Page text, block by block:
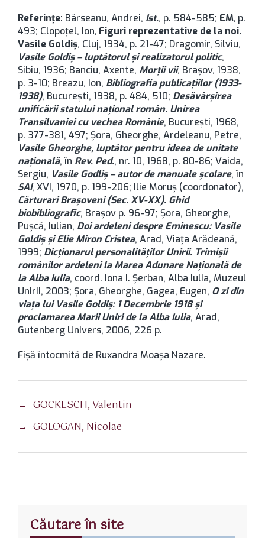
Referințe: Bârseanu, Andrei, Ist., p. 584-585; EM, p.
493; Clopoțel, Ion, Figuri reprezentative de la noi.
Vasile Goldiș, Cluj, 1934, p. 21-47; Dragomir, Silviu,
Vasile Goldiș – luptătorul și realizatorul politic,
Sibiu, 1936; Banciu, Axente, Morții vii, Brașov, 1938,
p. 3-10; Breazu, Ion, Bibliografia publicațiilor (1933-
1938), București, 1938, p. 484, 510; Desăvârșirea
unificării statului național român. Unirea
Transilvaniei cu vechea Românie, București, 1968,
p. 377-381, 497; Șora, Gheorghe, Ardeleanu, Petre,
Vasile Gheorghe, luptător pentru ideea de unitate
națională, în Rev. Ped., nr. 10, 1968, p. 80-86; Vaida,
Sergiu, Vasile Godliș – autor de manuale școlare, în
SAI, XVI, 1970, p. 199-206; Ilie Moruș (coordonator),
Cărturari Brașoveni (Sec. XV-XX). Ghid
biobibliografic, Brașov p. 96-97; Șora, Gheorghe,
Pușcă, Iulian, Doi ardeleni despre Eminescu: Vasile
Goldiș și Elie Miron Cristea, Arad, Viața Arădeană,
1999; Dicționarul personalităților Unirii. Trimișii
românilor ardeleni la Marea Adunare Națională de
la Alba Iulia, coord. Iona I. Șerban, Alba Iulia, Muzeul
Unirii, 2003; Șora, Gheorghe, Gagea, Eugen, O zi din
viața lui Vasile Goldiș: 1 Decembrie 1918 și
proclamarea Marii Uniri de la Alba Iulia, Arad,
Gutenberg Univers, 2006, 226 p.
Fișă întocmită de Ruxandra Moașa Nazare.
← GOCKESCH, Valentin
→ GOLOGAN, Nicolae
Căutare în site